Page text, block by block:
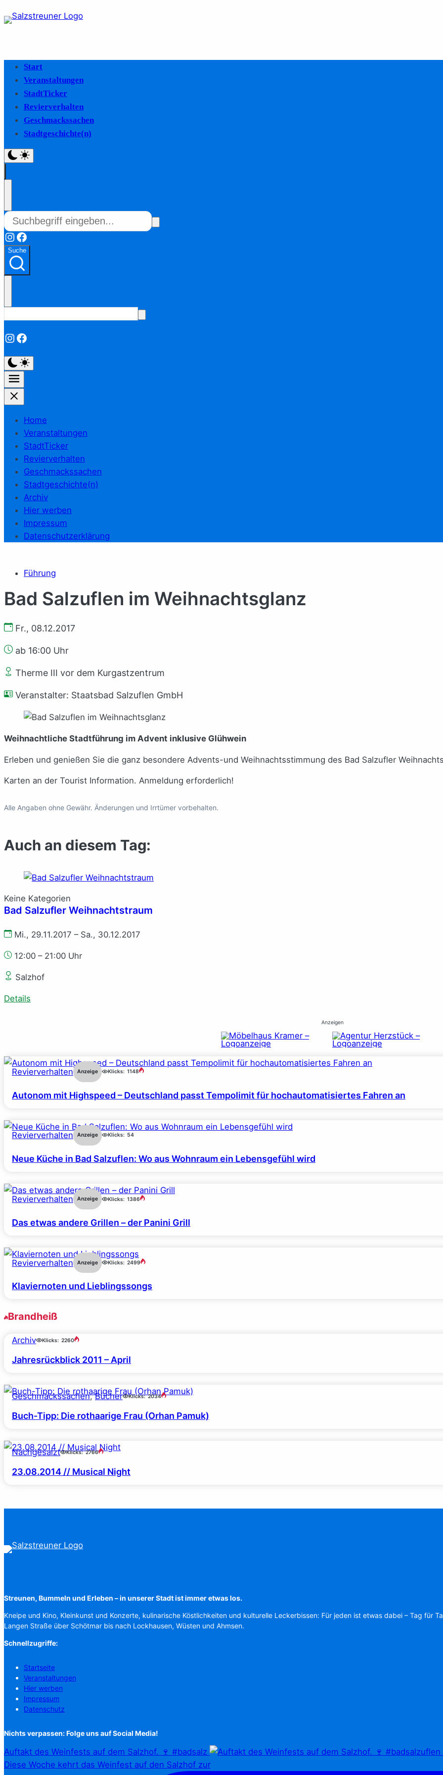
Start
Veranstaltungen
StadtTicker
Revierverhalten
Geschmackssachen
Stadtgeschichte(n)
Instagram
Facebook
Suche
Instagram
Facebook
Home
Veranstaltungen
StadtTicker
Revierverhalten
Geschmackssachen
Stadtgeschichte(n)
Archiv
Hier werben
Impressum
Datenschutzerklärung
Führung
Bad Salzuflen im Weihnachtsglanz
Fr., 08.12.2017
ab 16:00 Uhr
Therme III vor dem Kurgastzentrum
Veranstalter: Staatsbad Salzuflen GmbH
Weihnachtliche Stadtführung im Advent inklusive Glühwein
Erleben und genießen Sie die ganz besondere Advents-und Weihnachtsstimmung des Bad Salzufler
Karten an der Tourist Information. Anmeldung erforderlich!
Alle Angaben ohne Gewähr. Änderungen und Irrtümer vorbehalten.
Auch an diesem Tag:
Keine Kategorien
Bad Salzufler Weihnachtstraum
Mi., 29.11.2017 – Sa., 30.12.2017
12:00 – 21:00 Uhr
Salzhof
Details
Anzeigen
Revierverhalten Anzeige Klicks: 1148
Autonom mit Highspeed – Deutschland passt Tempolimit für hochautomatisiertes Fahren an
Revierverhalten Anzeige Klicks: 54
Neue Küche in Bad Salzuflen: Wo aus Wohnraum ein Lebensgefühl wird
Revierverhalten Anzeige Klicks: 1386
Das etwas andere Grillen – der Panini Grill
Revierverhalten Anzeige Klicks: 2499
Klaviernoten und Lieblingssongs
Brandheiß
Archiv Klicks: 2260
Jahresrückblick 2011 – April
Geschmackssachen, Bücher Klicks: 2034
Buch-Tipp: Die rothaarige Frau (Orhan Pamuk)
Nachgesalzt Klicks: 2766
23.08.2014 // Musical Night
Streunen, Bummeln und Erleben – in unserer Stadt ist immer etwas los.
Kneipe und Kino, Kleinkunst und Konzerte, kulinarische Köstlichkeiten und kulturelle Leckerbissen: Für jeden ist etwas dabei – Tag für
Langen Straße über Schötmar bis nach Lockhausen, Wüsten und Ahmsen.
Schnellzugriffe:
Startseite
Veranstaltungen
Hier werben
Impressum
Datenschutz
Nichts verpassen: Folge uns auf Social Media!
Auftakt des Weinfests auf dem Salzhof. 🍷 #badsalz
Diese Woche kehrt das Weinfest auf den Salzhof zur